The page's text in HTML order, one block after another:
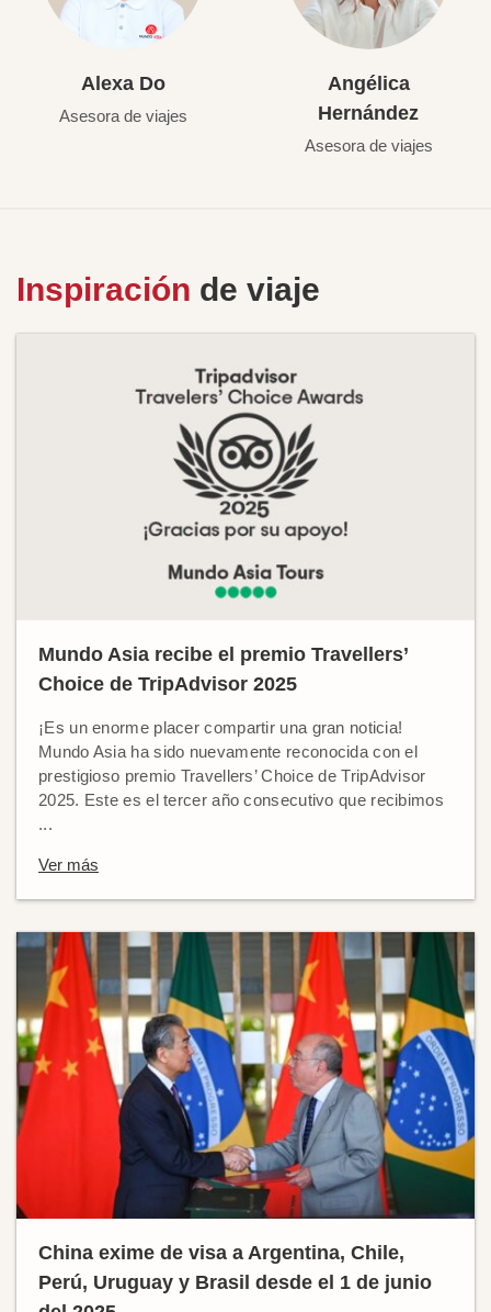
Alexa Do
Asesora de viajes
Angélica
Hernández
Asesora de viajes
Inspiración de viaje
Mundo Asia recibe el premio Travellers’
Choice de TripAdvisor 2025
¡Es un enorme placer compartir una gran noticia!
Mundo Asia ha sido nuevamente reconocida con el
prestigioso premio Travellers’ Choice de TripAdvisor
2025. Este es el tercer año consecutivo que recibimos
...
Ver más
China exime de visa a Argentina, Chile,
Perú, Uruguay y Brasil desde el 1 de junio